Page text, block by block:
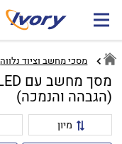
מסכי מחשב וציוד נלווה
(הגבהה והנמכה)
מיון